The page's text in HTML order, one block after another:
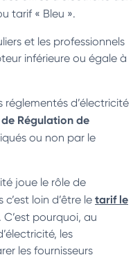
tarif « Bleu ».
et les professionnels
inférieure ou égale à
réglementés d’électricité
Régulation de
ou non par le
joue le rôle de
loin d’être le tarif le
. C’est pourquoi, au
les
les fournisseurs